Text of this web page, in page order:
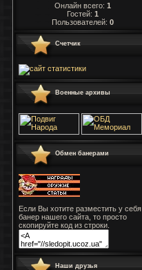
Онлайн всего: 1
Гостей: 1
Пользователей: 0
Счетчик
Военные архивы
Обмен банерами
Если Вы хотите разместить у себя
банер нашего сайта, то просто
скопируйте код из строки.
Наши друзья